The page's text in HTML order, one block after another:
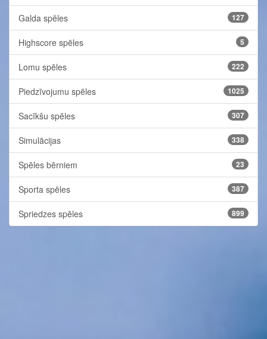
Galda spēles 127
Highscore spēles 5
Lomu spēles 222
Piedzīvojumu spēles 1025
Sacīkšu spēles 307
Simulācijas 338
Spēles bērniem 23
Sporta spēles 387
Spriedzes spēles 899